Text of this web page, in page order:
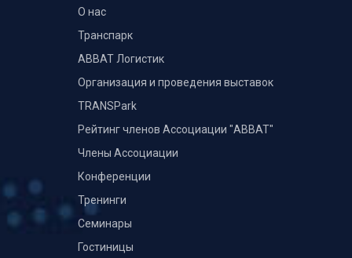
О нас
Транспарк
ABBAT Логистик
Организация и проведения выставок
TRANSPark
Рейтинг членов Ассоциации "АВВАТ"
Члены Ассоциации
Конференции
Тренинги
Семинары
Гостиницы